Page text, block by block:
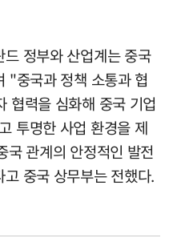
정부와 산업계는 중국
"중국과 정책 소통과 협
협력을 심화해 중국 기업
투명한 사업 환경을 제
관계의 안정적인 발전
중국 상무부는 전했다.